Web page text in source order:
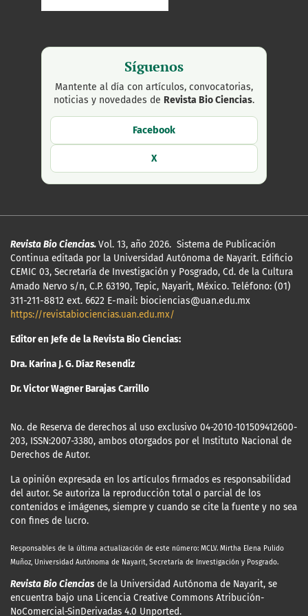
Síguenos
Mantente al día con artículos, convocatorias,
noticias y novedades de Revista Bio Ciencias.
Facebook
X
Revista Bio Ciencias.Vol. 13, año 2026. Sistema de Publicación
Continua editada por la Universidad Autónoma de Nayarit. Edificio
CEMIC 03, Secretaría de Investigación y Posgrado, Cd. de la Cultura
Amado Nervo s/n, C.P. 63190, Tepic, Nayarit, México. Teléfono: (01)
311-211-8812 ext. 6622 E-mail: biociencias@uan.edu.mx
https://revistabiociencias.uan.edu.mx/
Editor en Jefe de la Revista Bio Ciencias:
Dra. Karina J. G. Díaz Resendiz
Dr. Victor Wagner Barajas Carrillo
No. de Reserva de derechos al uso exclusivo 04-2010-101509412600-
203, ISSN:2007-3380, ambos otorgados por el Instituto Nacional de
Derechos de Autor.
La opinión expresada en los artículos firmados es responsabilidad
del autor. Se autoriza la reproducción total o parcial de los
contenidos e imágenes, siempre y cuando se cite la fuente y no sea
con fines de lucro.
Responsables de la última actualización de este número: MCLV. Mirtha Elena Pulido
Muñoz, Universidad Autónoma de Nayarit, Secretaría de Investigación y Posgrado.
Revista Bio Ciencias de la Universidad Autónoma de Nayarit, se
encuentra bajo una Licencia Creative Commons Atribución-
NoComercial-SinDerivadas 4.0 Unported.